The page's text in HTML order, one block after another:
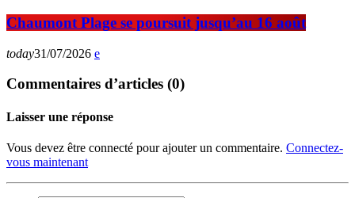
Chaumont Plage se poursuit jusqu’au 16 août
today31/07/2026
Commentaires d’articles (0)
Laisser une réponse
Vous devez être connecté pour ajouter un commentaire. Connectez-
vous maintenant